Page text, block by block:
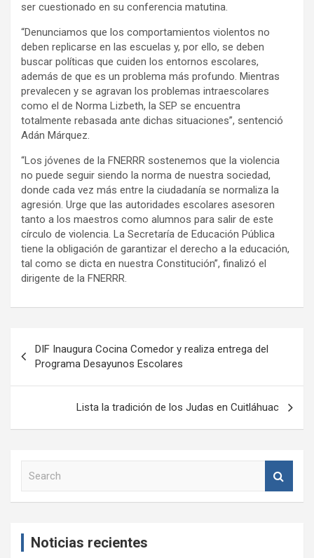
ser cuestionado en su conferencia matutina.
“Denunciamos que los comportamientos violentos no
deben replicarse en las escuelas y, por ello, se deben
buscar políticas que cuiden los entornos escolares,
además de que es un problema más profundo. Mientras
prevalecen y se agravan los problemas intraescolares
como el de Norma Lizbeth, la SEP se encuentra
totalmente rebasada ante dichas situaciones”, sentenció
Adán Márquez.
“Los jóvenes de la FNERRR sostenemos que la violencia
no puede seguir siendo la norma de nuestra sociedad,
donde cada vez más entre la ciudadanía se normaliza la
agresión. Urge que las autoridades escolares asesoren
tanto a los maestros como alumnos para salir de este
círculo de violencia. La Secretaría de Educación Pública
tiene la obligación de garantizar el derecho a la educación,
tal como se dicta en nuestra Constitución”, finalizó el
dirigente de la FNERRR.
de
entradas
DIF Inaugura Cocina Comedor y realiza entrega del
Programa Desayunos Escolares
Lista la tradición de los Judas en Cuitláhuac
Noticias recientes